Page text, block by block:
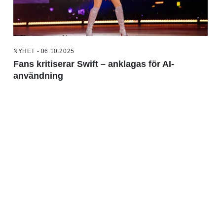
NYHET - 06.10.2025
Fans kritiserar Swift – anklagas för AI-
användning